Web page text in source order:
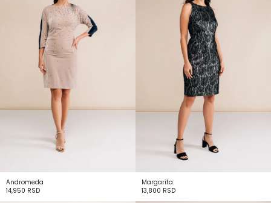
Andromeda
14,950 RSD
Margarita
13,800 RSD